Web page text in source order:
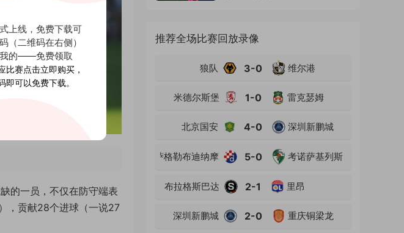
的一员，不仅在防守端表
，贡献28个进球（一说27
推荐全场比赛回放录像
狼队 3-0 维尔港
米德尔斯堡 1-0 雷克瑟姆
北京国安 4-0 深圳新鹏城
萨格勒布迪纳摩 5-0 考诺萨基列斯
布拉格斯巴达 2-1 里昂
深圳新鹏城 2-0 重庆铜梁龙
上线，免费下载可
（二维码在右侧）
的——免费领取
比赛点击立即购买，
可以免费下载。